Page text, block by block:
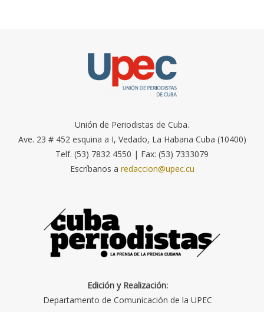
Unión de Periodistas de Cuba.
Ave. 23 # 452 esquina a I, Vedado, La Habana Cuba (10400)
Telf. (53) 7832 4550 | Fax: (53) 7333079
Escríbanos a redaccion@upec.cu
Edición y Realización:
Departamento de Comunicación de la UPEC